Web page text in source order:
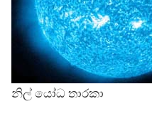
නිල් යෝධ තාරකා